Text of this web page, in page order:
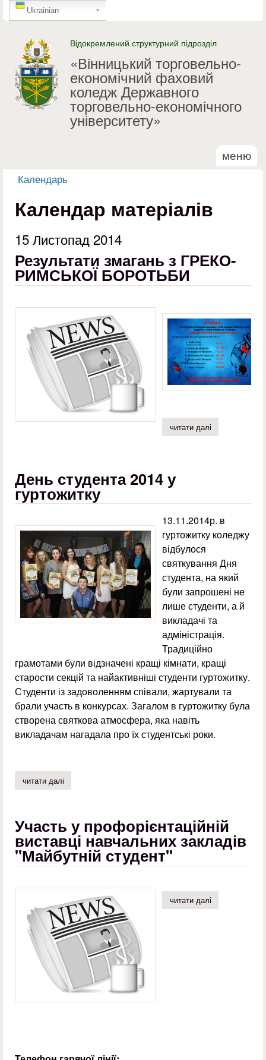
Перейти до основного
GTranslate
Ukrainian
Відокремлений структурний підрозділ
«Вінницький торговельно-
економічний фаховий
коледж Державного
торговельно-економічного
університету»
меню
Ви є тут
Календарь
Календар матеріалів
15 Листопад 2014
Результати змагань з ГРЕКО-
РИМСЬКОЇ БОРОТЬБИ
читати далі
День студента 2014 у
гуртожитку
13.11.2014р. в
гуртожитку коледжу
відбулося
святкування Дня
студента, на який
були запрошені не
лише студенти, а й
викладачі та
адміністрація.
Традиційно
грамотами були відзначені кращі кімнати, кращі
старости секцій та найактивніші студенти гуртожитку.
Студенти із задоволенням співали, жартували та
брали участь в конкурсах. Загалом в гуртожитку була
створена святкова атмосфера, яка навіть
викладачам нагадала про їх студентські роки.
читати далі
Участь у профорієнтаційній
виставці навчальних закладів
"Майбутній студент"
читати далі